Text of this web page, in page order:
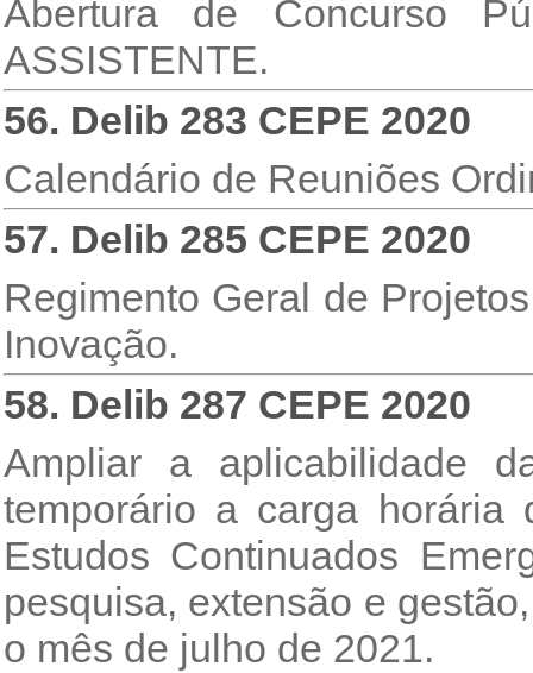
Abertura de Concurso
ASSISTENTE.
56. Delib 283 CEPE 2020
Calendário de Reuniões
57. Delib 285 CEPE 2020
Regimento Geral de
Inovação.
58. Delib 287 CEPE 2020
Ampliar a aplicabilidade
temporário a carga horária
Estudos Continuados
pesquisa, extensão e
o mês de julho de 2021.